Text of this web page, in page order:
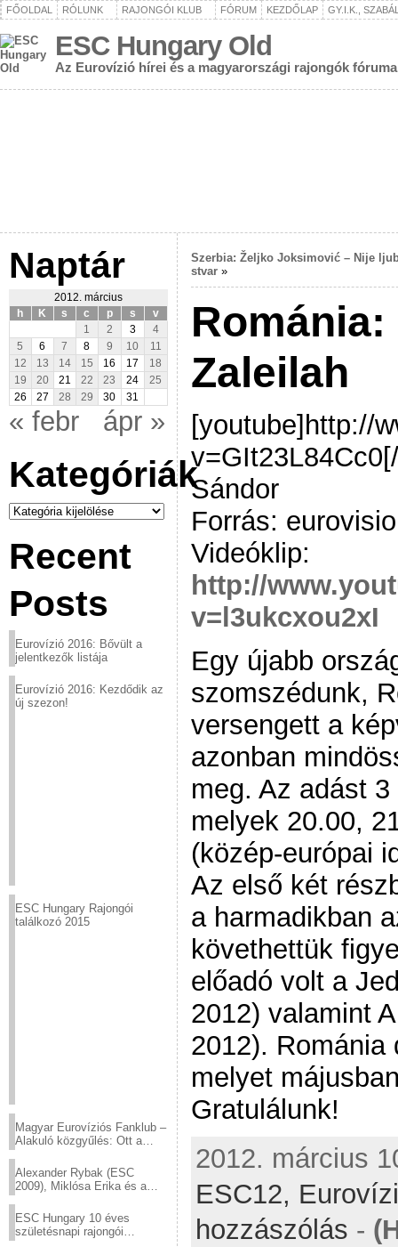
FŐOLDAL RÓLUNK RAJONGÓI KLUB FÓRUM KEZDŐLAP GY.I.K.,
ESC Hungary Old
Az Eurovízió hírei és a magyarországi rajongók fóruma
Naptár
2012. március
h
K s c p s
v
1
2 3
4
5
6 7 8 9 10
11
12
13 14 15 16 17
18
19
20 21 22 23 24
25
26
27 28 29 30 31
« febr ápr »
Kategóriák
Kategóriák
Recent
Posts
Eurovízió 2016: Bővült a
jelentkezők listája
Eurovízió 2016: Kezdődik az
új szezon!
ESC Hungary Rajongói
találkozó 2015
Magyar Eurovíziós Fanklub –
Alakuló közgyűlés: Ott a
Alexander Rybak (ESC
2009), Miklósa Erika és a
sztárjai a Margitszigeten
ESC Hungary 10 éves
születésnapi rajongói
Szerbia: Željko Joksimović – Nije
stvar »
Zaleilah
[youtube]http://
Sándor
Forrás:
Videóklip:
http://
v=l3ukcxou2xI
Egy újabb
szomszédunk,
versengett a
azonban
meg. Az adást
melyek 20.00,
(közép-európai
Az első két
a harmadikban
követhettük
előadó volt a
2012) valamint
2012). Románia
melyet
Gratulálunk!
2012. március
ESC12,
hozzászólás -